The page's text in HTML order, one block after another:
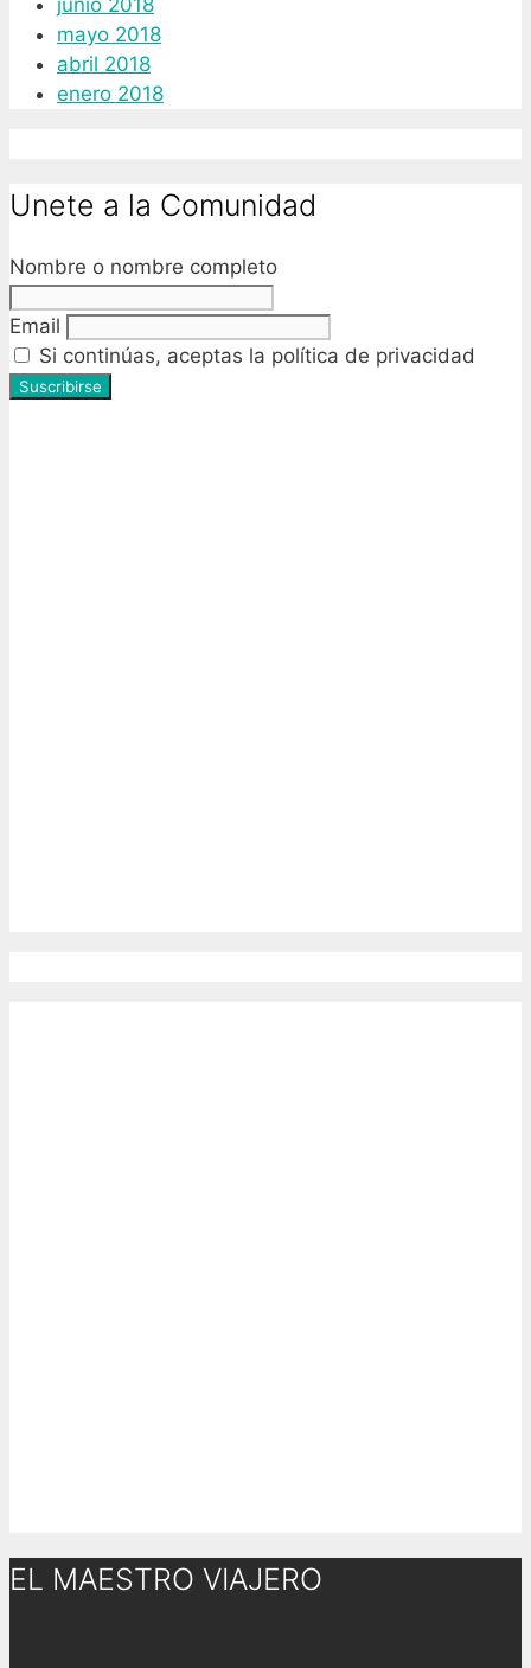
junio 2018
mayo 2018
abril 2018
enero 2018
Unete a la Comunidad
Nombre o nombre completo
Email
Si continúas, aceptas la política de privacidad
EL MAESTRO VIAJERO